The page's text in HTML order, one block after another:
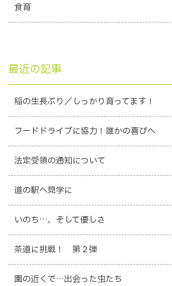
食育
最近の記事
稲の生長ぶり／しっかり育ってます！
フードドライブに協力！誰かの喜びへ
法定受領の通知について
道の駅へ見学に
いのち…、そして優しさ
茶道に挑戦！ 第２弾
園の近くで…出会った虫たち